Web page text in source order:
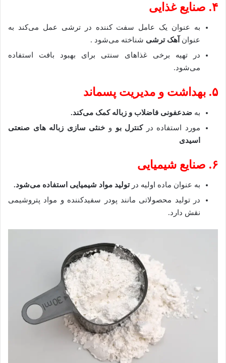
۴. صنایع غذایی
به عنوان یک عامل سفت کننده در ترشی عمل می‌کند به
عنوان آهک ترشی شناخته می‌شود .
در تهیه برخی غذاهای سنتی برای بهبود بافت استفاده
می‌شود.
۵. بهداشت و مدیریت پسماند
به ضدعفونی فاضلاب و زباله کمک می‌کند.
مورد استفاده درکنترل بو و خنثی سازی زباله های صنعتی
اسیدی
۶. صنایع شیمیایی
به عنوان ماده اولیه درتولید مواد شیمیایی استفاده می‌شود.
در تولید محصولاتی مانند پودر سفیدکننده و مواد پتروشیمی
نقش دارد.